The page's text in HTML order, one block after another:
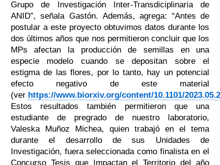
Grupo de Investigación Inter-Transdiciplinaria de
ANID”, señala Gastón. Además, agrega: “Antes de
postular a este proyecto obtuvimos datos durante los
dos últimos años que nos permitieron concluir que los
MPs afectan la producción de semillas en una
especie modelo cuando se depositan sobre el
estigma de las flores, por lo tanto, hay un potencial
efecto negativo de este material
(ver https://www.biorxiv.org/content/10.1101/
Estos resultados también permitieron que una
estudiante de pregrado de nuestro laboratorio,
Valeska Muñoz Michea, quien trabajó en el tema
durante el desarrollo de sus Unidades de
Investigación, fuera seleccionada como finalista en el
Concurso Tesis que Impactan el Territorio del año